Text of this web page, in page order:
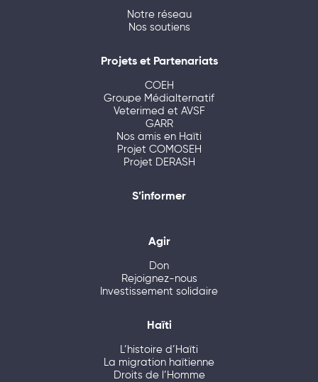
Notre réseau
Nos soutiens
Projets et Partenariats
COEH
Groupe Médialternatif
Veterimed et AVSF
GARR
Nos amis en Haïti
Projet COMOSEH
Projet DERASH
S’informer
Agir
Don
Rejoignez-nous
Investissement solidaire
Haïti
L’histoire d’Haïti
La migration haïtienne
Droits de l’Homme